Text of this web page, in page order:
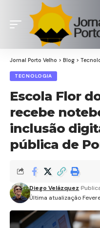
Jornal Porto Velho > Blog >
TECNOLOGIA
Escola Flor
recebe
inclusão
pública de
Última atualização
Diego Velázquez